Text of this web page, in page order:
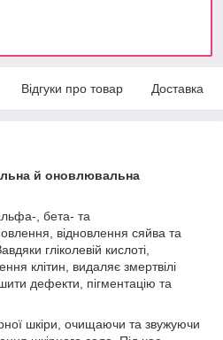
Відгуки про товар Доставка
й оновлювальна
, бета- та
відновлення сяйва та
гліколевій кислоті,
клітин, видаляє змертвілі
дефекти, пігментацію та
шкіри, очищаючи та звужуючи